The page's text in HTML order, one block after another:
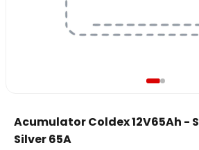
Acumulator Coldex 12V65Ah -
Silver 65A